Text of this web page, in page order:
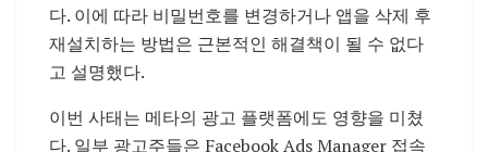
다. 이에 따라 비밀번호를 변경하거나 앱을 삭제 후
재설치하는 방법은 근본적인 해결책이 될 수 없다
고 설명했다.
이번 사태는 메타의 광고 플랫폼에도 영향을 미쳤
다. 일부 광고주들은 Facebook Ads Manager 접속